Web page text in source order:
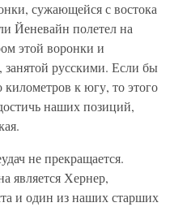
сужающейся с востока
Йеневайн полетел на
этой воронки и
занятой русскими. Если бы
километров к югу, то этого
наших позиций,
не прекращается.
является Хернер,
и один из наших старших